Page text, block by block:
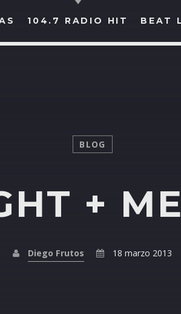
104.7 RADIO HIT BEAT
EN RADIO
COMPARTE EN...
Facebook
BLOG
+
Diego Frutos 18 marzo 2013